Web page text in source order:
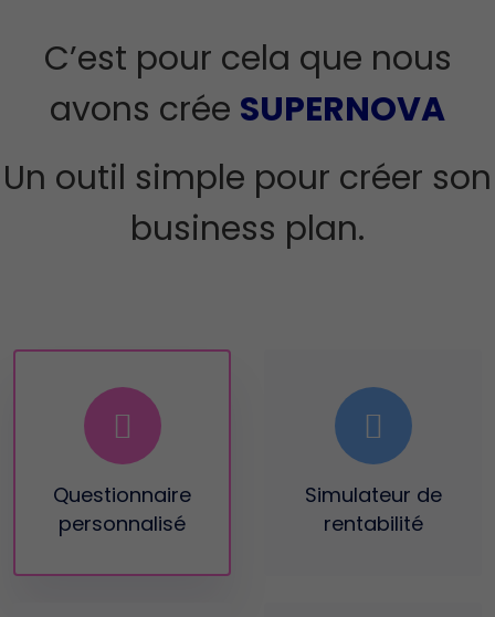
C’est pour cela que nous
avons crée SUPERNOVA
Un outil simple pour créer son
business plan.
Questionnaire
personnalisé
Simulateur de
rentabilité